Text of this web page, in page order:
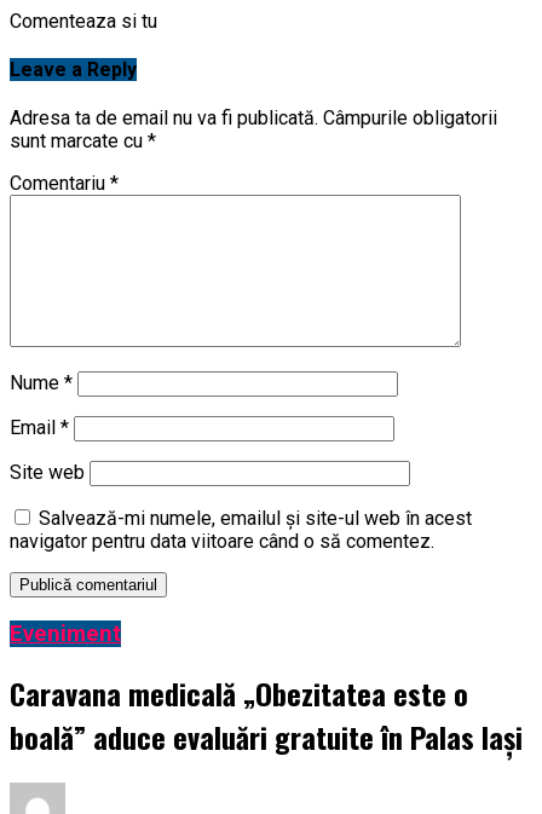
Comenteaza si tu
Leave a Reply
Adresa ta de email nu va fi publicată. Câmpurile obligatorii
sunt marcate cu *
Comentariu *
Nume *
Email *
Site web
Salvează-mi numele, emailul și site-ul web în acest
navigator pentru data viitoare când o să comentez.
Eveniment
Caravana medicală „Obezitatea este o
boală” aduce evaluări gratuite în Palas Iași